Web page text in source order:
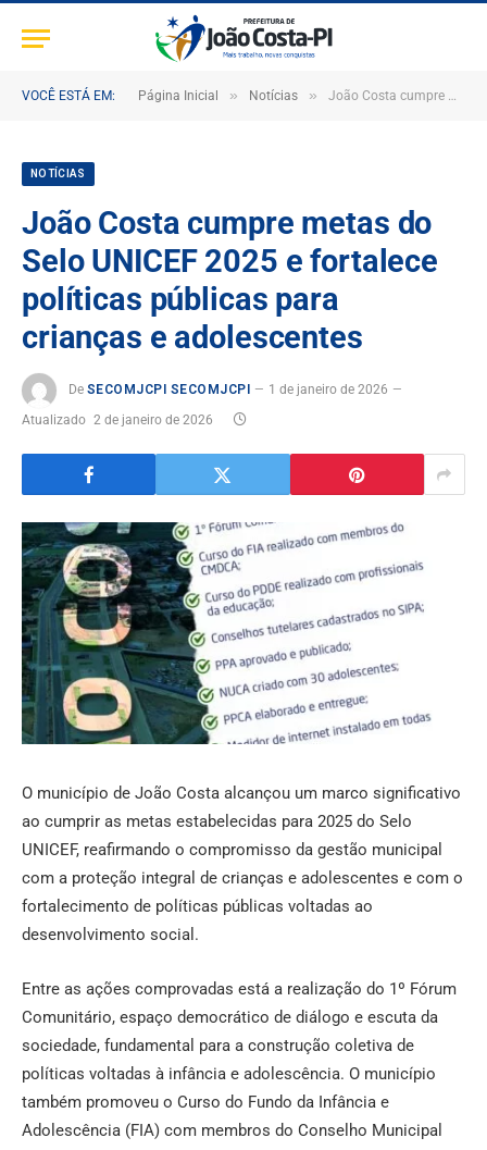
VOCÊ ESTÁ EM: Página Inicial » Notícias » João Costa cumpre metas do Selo UNICEF 2025 e fortalece políticas públicas para crianças e adolescentes
NOTÍCIAS
João Costa cumpre metas do
Selo UNICEF 2025 e fortalece
políticas públicas para
crianças e adolescentes
De SECOMJCPI SECOMJCPI
1 de janeiro de 2026
Atualizado 2 de janeiro de 2026
O município de João Costa alcançou um marco significativo
ao cumprir as metas estabelecidas para 2025 do Selo
UNICEF, reafirmando o compromisso da gestão municipal
com a proteção integral de crianças e adolescentes e com o
fortalecimento de políticas públicas voltadas ao
desenvolvimento social.
Entre as ações comprovadas está a realização do 1º Fórum
Comunitário, espaço democrático de diálogo e escuta da
sociedade, fundamental para a construção coletiva de
políticas voltadas à infância e adolescência. O município
também promoveu o Curso do Fundo da Infância e
Adolescência (FIA) com membros do Conselho Municipal